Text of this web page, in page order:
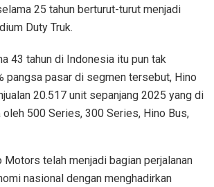
25 tahun berturut-turut menjadi
Duty Truk.
43 tahun di Indonesia itu pun tak
pangsa pasar di segmen tersebut, Hino
20.517 unit sepanjang 2025 yang di
500 Series, 300 Series, Hino Bus,
Motors telah menjadi bagian perjalanan
nasional dengan menghadirkan